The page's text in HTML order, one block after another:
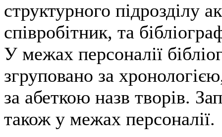
структурного підрозділу
співробітник, та
У межах персоналії
згруповано за
за абеткою назв творів.
також у межах персоналії.